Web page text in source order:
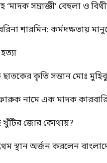
সম্রাজ্ঞী’ বেহুলা ও
শারমিন: কর্মদক্ষতায়
কৃতি সন্তান মোঃ
নামে এক মাদক
খুঁটির জোর কোথায়?
স্থান অর্জন করলেন